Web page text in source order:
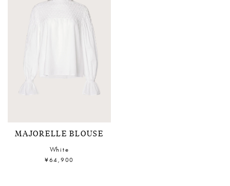
MAJORELLE BLOUSE
White
¥64,900